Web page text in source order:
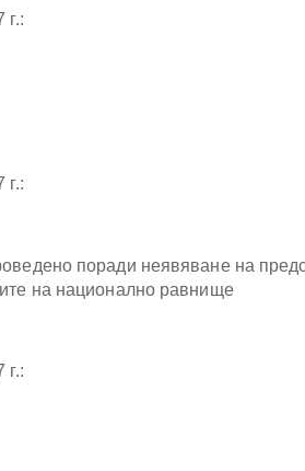
г.:
г.:
поради неявяване на
на национално равнище
г.: